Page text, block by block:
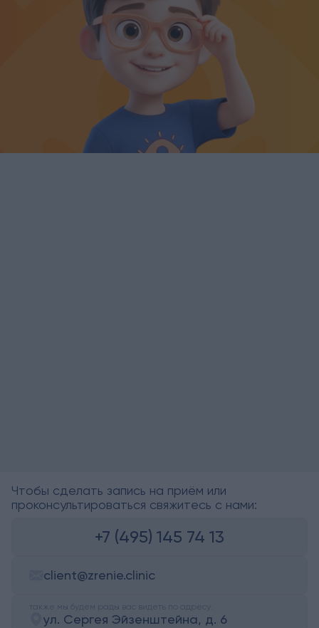
Чтобы сделать запись на приём или
проконсультироваться свяжитесь с нами:
+7 (495) 145 74 13
client@zrenie.clinic
также мы будем рады вас видеть по адресу:
ул. Сергея Эйзенштейна, д. 6